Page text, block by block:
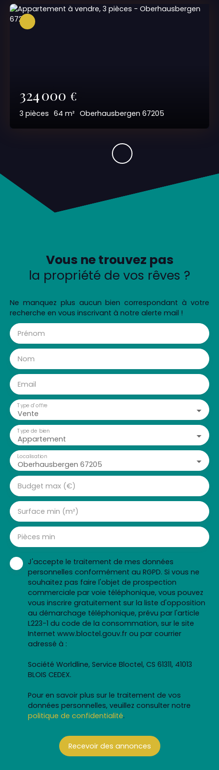
324 000 €
3 pièces 64 m² Oberhausbergen 67205
Vous ne trouvez pas
la propriété de vos rêves ?
Ne manquez plus aucun bien correspondant à votre
recherche en vous inscrivant à notre alerte mail !
Prénom
Nom
Email
Vente
Type d'offre
Appartement
Type de bien
Oberhausbergen 67205
Localisation
Budget max (€)
Surface min (m²)
Pièces min
J'accepte le traitement de mes données
personnelles conformément au RGPD. Si vous ne
souhaitez pas faire l'objet de prospection
commerciale par voie téléphonique, vous pouvez
vous inscrire gratuitement sur la liste d'opposition
au démarchage téléphonique, prévu par l'article
L223-1 du code de la consommation, sur le site
Internet www.bloctel.gouv.fr ou par courrier
adressé à :
Société Worldline, Service Bloctel, CS 61311, 41013
BLOIS CEDEX.
Pour en savoir plus sur le traitement de vos
données personnelles, veuillez consulter notre
politique de confidentialité.
Recevoir des annonces